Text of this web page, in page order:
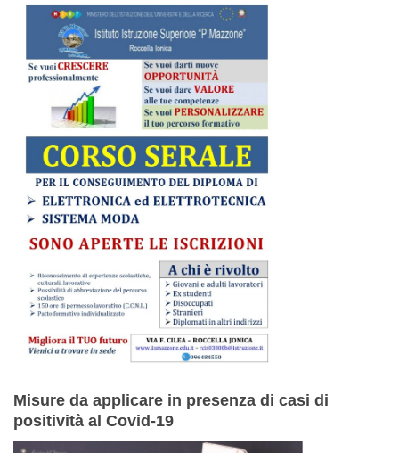
Misure da applicare in presenza di casi di
positività al Covid-19